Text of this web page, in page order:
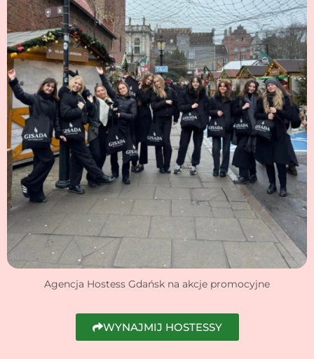
Agencja Hostess Gdańsk na akcje promocyjne
WYNAJMIJ HOSTESSY